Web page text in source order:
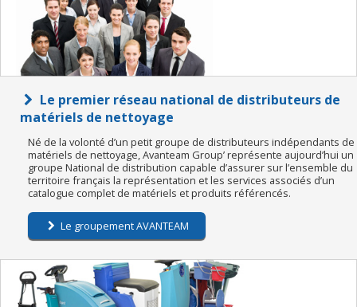
Le premier réseau national de distributeurs de
matériels de nettoyage
Né de la volonté d’un petit groupe de distributeurs indépendants de
matériels de nettoyage, Avanteam Group’ représente aujourd’hui un
groupe National de distribution capable d’assurer sur l’ensemble du
territoire français la représentation et les services associés d’un
catalogue complet de matériels et produits référencés.
Le groupement AVANTEAM